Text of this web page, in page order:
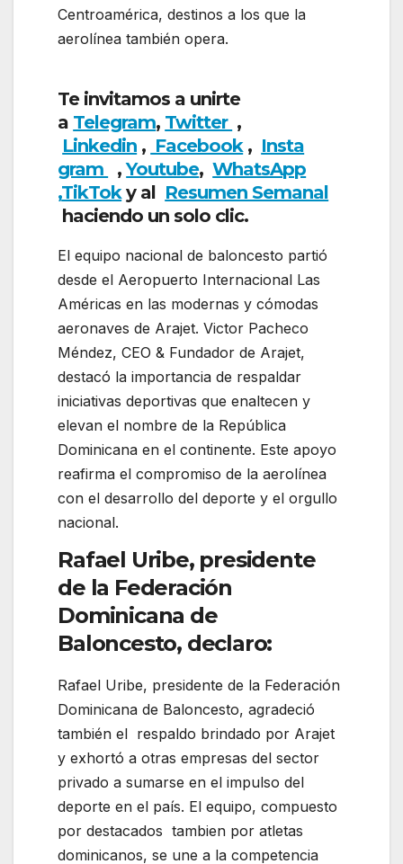
Centroamérica, destinos a los que la
aerolínea también opera.
Te invitamos a unirte
a Telegram, Twitter ,
Linkedin , Facebook, Insta
gram
,Youtube,WhatsApp
,TikToky al Resumen Semanal
haciendo un solo clic.
El equipo nacional de baloncesto partió
desde el Aeropuerto Internacional Las
Américas en las modernas y cómodas
aeronaves de Arajet. Victor Pacheco
Méndez, CEO & Fundador de Arajet,
destacó la importancia de respaldar
iniciativas deportivas que enaltecen y
elevan el nombre de la República
Dominicana en el continente. Este apoyo
reafirma el compromiso de la aerolínea
con el desarrollo del deporte y el orgullo
nacional.
Rafael Uribe, presidente
de la Federación
Dominicana de
Baloncesto, declaro:
Rafael Uribe, presidente de la Federación
Dominicana de Baloncesto, agradeció
también el respaldo brindado por Arajet
y exhortó a otras empresas del sector
privado a sumarse en el impulso del
deporte en el país. El equipo, compuesto
por destacados tambien por atletas
dominicanos, se une a la competencia